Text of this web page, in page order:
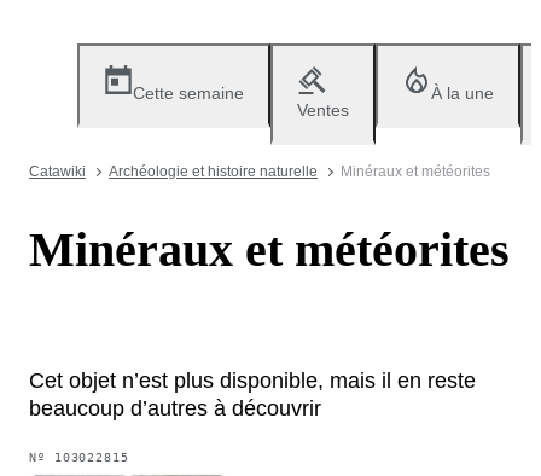
Cette semaine
Ventes
À la une
Catawiki Archéologie et histoire naturelle Minéraux et météorites
Minéraux et météorites
Cet objet n’est plus disponible, mais il en reste
beaucoup d’autres à découvrir
Nº 103022815